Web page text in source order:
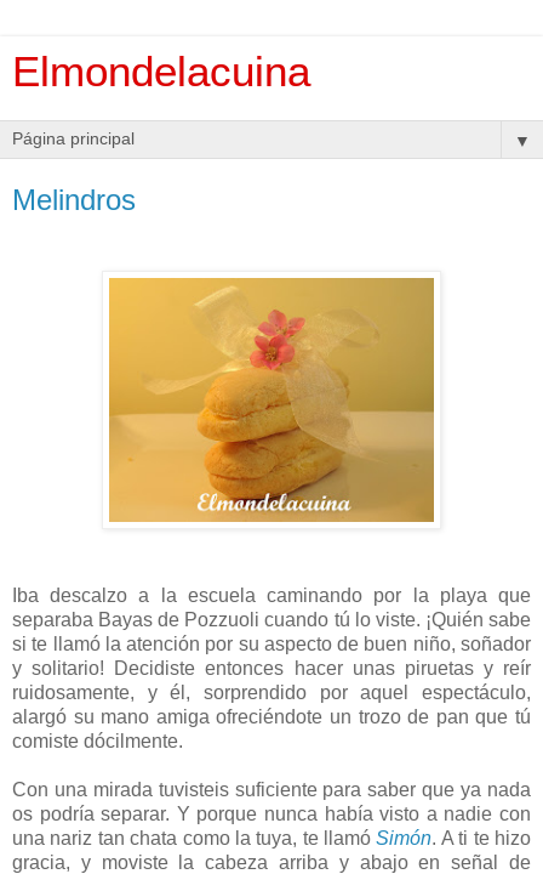
Elmondelacuina
▼
Melindros
Iba descalzo a la escuela caminando por la playa que
separaba Bayas de Pozzuoli cuando tú lo viste. ¡Quién sabe
si te llamó la atención por su aspecto de buen niño, soñador
y solitario! Decidiste entonces hacer unas piruetas y reír
ruidosamente, y él, sorprendido por aquel espectáculo,
alargó su mano amiga ofreciéndote un trozo de pan que tú
comiste dócilmente.
Con una mirada tuvisteis suficiente para saber que ya nada
os podría separar. Y porque nunca había visto a nadie con
una nariz tan chata como la tuya, te llamóSimón. A ti te hizo
gracia, y moviste la cabeza arriba y abajo en señal de